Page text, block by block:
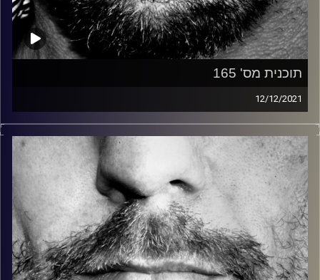
תוכנית מס' 165
12/12/2021
זיפים, מוזיקה מחוספסת של הופעות חיות. הרבה ג'אם, רוק,
בלוז, bluegrass, ג'אז, Fאנק, פרוגרסיב ואפילו אלקטרוניקה.
כל מה שחי, אמיתי ונושם.
עם שמוליק רגב.
קרדיט תמונות: David Goehring